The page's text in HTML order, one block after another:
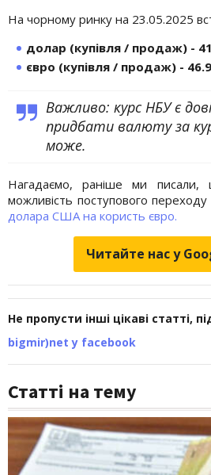
На чорному ринку на 23.05.2025
долар (купівля / продаж) -
євро (купівля / продаж) -
Важливо: курс НБУ є
придбати валюту за
може.
Нагадаємо, раніше ми писали,
можливість поступового переходу
долара США на користь євро.
Читайте нас у
Не пропусти інші цікаві статті,
bigmir)net у facebook
Статті на тему